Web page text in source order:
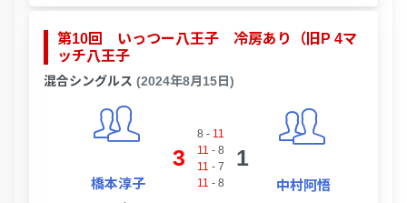
第10回 いっつー八王子 冷房あり（旧P 4マ
ッチ八王子
混合シングルス (2024年8月15日)
橋本淳子
3
8 - 11
11 - 8
11 - 7
11 - 8
1
中村阿悟